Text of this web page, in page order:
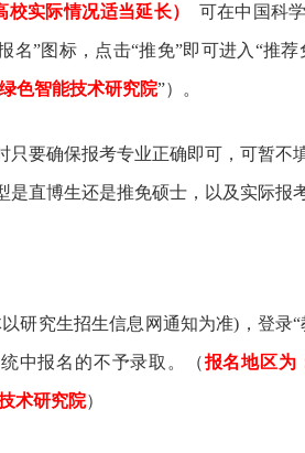
校实际情况适当延长） 可在中国科
名”图标，点击“推免”即可进入“推荐
色智能技术研究院”）。
只要确保报考专业正确即可，可暂不
直博生还是推免硕士，以及实际报
研究生招生信息网通知为准)，登录“
统中报名的不予录取。（报名地区为
术研究院）